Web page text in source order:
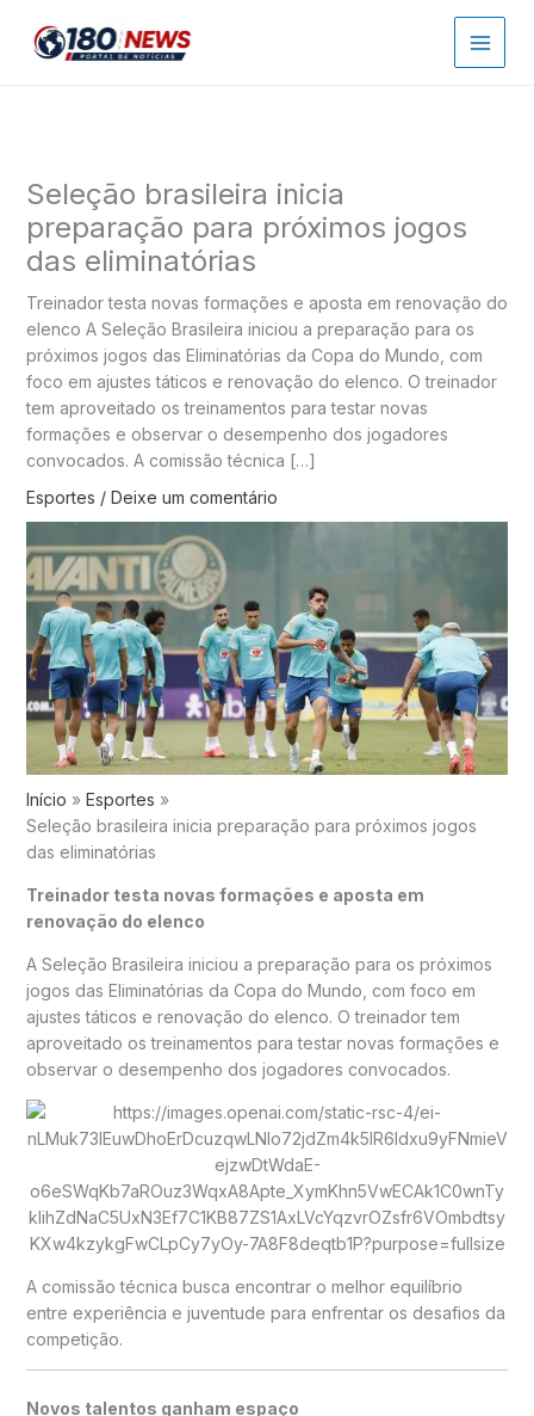
para
Seleção brasileira inicia
preparação para próximos jogos
das eliminatórias
Treinador testa novas formações e aposta em renovação do
elenco A Seleção Brasileira iniciou a preparação para os
próximos jogos das Eliminatórias da Copa do Mundo, com
foco em ajustes táticos e renovação do elenco. O treinador
tem aproveitado os treinamentos para testar novas
formações e observar o desempenho dos jogadores
convocados. A comissão técnica […]
Esportes / Deixe um comentário
Início
Esportes
Seleção brasileira inicia preparação para próximos jogos
das eliminatórias
Treinador testa novas formações e aposta em
renovação do elenco
A Seleção Brasileira iniciou a preparação para os próximos
jogos das Eliminatórias da Copa do Mundo, com foco em
ajustes táticos e renovação do elenco. O treinador tem
aproveitado os treinamentos para testar novas formações e
observar o desempenho dos jogadores convocados.
A comissão técnica busca encontrar o melhor equilíbrio
entre experiência e juventude para enfrentar os desafios da
competição.
Novos talentos ganham espaço